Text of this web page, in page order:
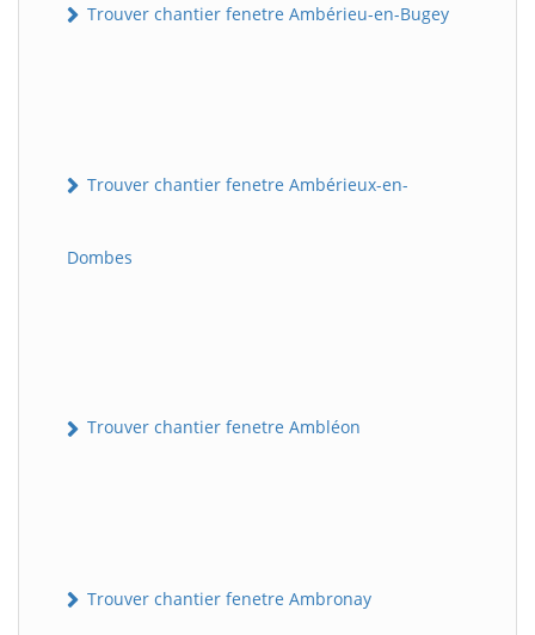
Trouver chantier fenetre Ambérieu-en-Bugey
Trouver chantier fenetre Ambérieux-en-
Dombes
Trouver chantier fenetre Ambléon
Trouver chantier fenetre Ambronay